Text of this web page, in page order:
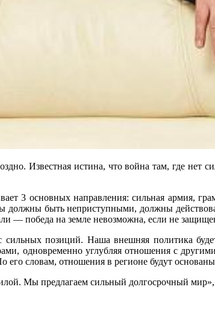
Известная истина, что война там, где
3 основных направления: сильная армия,
должны быть неприступными, должны
— победа на земле невозможна, если не
сильных позиций. Наша внешняя политика
одновременно углубляя отношения с
словам, отношения в регионе будут
Мы предлагаем сильный долгосрочный